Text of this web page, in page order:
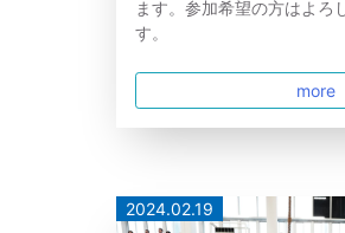
ます。参加希望の方はよろ
す。
more
2024.02.19